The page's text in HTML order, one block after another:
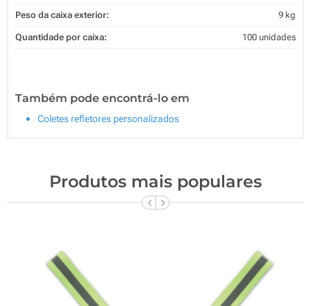
Peso da caixa exterior: 9 kg
Quantidade por caixa: 100 unidades
Também pode encontrá-lo em
Coletes refletores personalizados
Produtos mais populares